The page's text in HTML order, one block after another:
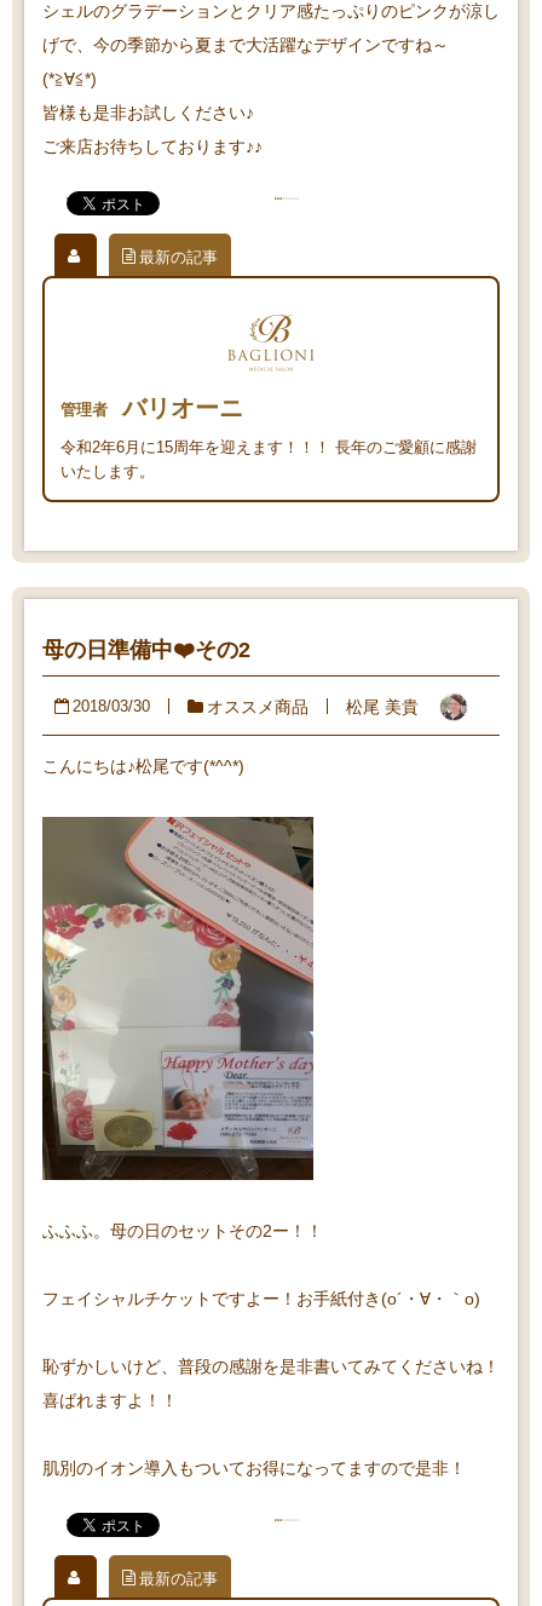
シェルのグラデーションとクリア感たっぷりのピンクが涼し
げで、今の季節から夏まで大活躍なデザインですね～
(*≧∀≦*)
皆様も是非お試しください♪
ご来店お待ちしております♪♪
最新の記事
管理者 バリオーニ
令和2年6月に15周年を迎えます！！！ 長年のご愛顧に感謝
いたします。
母の日準備中❤️その2
2018/03/30 オススメ商品 松尾 美貴
こんにちは♪松尾です(*^^*)
ふふふ。母の日のセットその2ー！！
フェイシャルチケットですよー！お手紙付き(o´・∀・｀o)
恥ずかしいけど、普段の感謝を是非書いてみてくださいね！
喜ばれますよ！！
肌別のイオン導入もついてお得になってますので是非！
最新の記事